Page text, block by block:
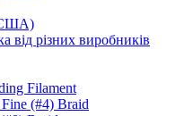
від різних виробників
Filament
(#4) Braid